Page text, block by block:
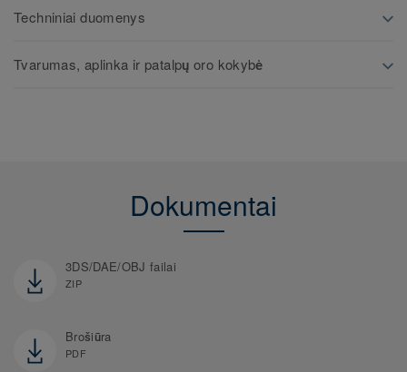
Techniniai duomenys
Tvarumas, aplinka ir patalpų oro kokybė
Dokumentai
3DS/DAE/OBJ failai
ZIP
Brošiūra
PDF